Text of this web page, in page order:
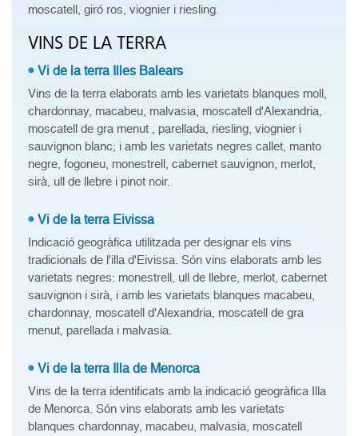
moscatell, giró ros, viognier i riesling.
VINS DE LA TERRA
Vi de la terra Illes Balears
Vins de la terra elaborats amb les varietats blanques moll,
chardonnay, macabeu, malvasia, moscatell d'Alexandria,
moscatell de gra menut , parellada, riesling, viognier i
sauvignon blanc; i amb les varietats negres callet, manto
negre, fogoneu, monestrell, cabernet sauvignon, merlot,
sirà, ull de llebre i pinot noir.
Vi de la terra Eivissa
Indicació geogràfica utilitzada per designar els vins
tradicionals de l'illa d'Eivissa. Són vins elaborats amb les
varietats negres: monestrell, ull de llebre, merlot, cabernet
sauvignon i sirà, i amb les varietats blanques macabeu,
chardonnay, moscatell d'Alexandria, moscatell de gra
menut, parellada i malvasia.
Vi de la terra Illa de Menorca
Vins de la terra identificats amb la indicació geogràfica Illa
de Menorca. Són vins elaborats amb les varietats
blanques chardonnay, macabeu, malvasia, moscatell